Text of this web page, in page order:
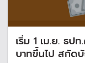
เริ่ม 1 เม.ย. ธป
บาทขึ้นไป สกัด